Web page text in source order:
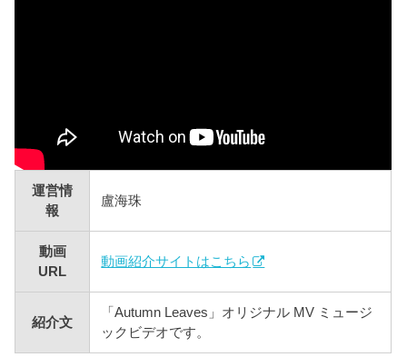
運営情
報
盧海珠
動画
URL
動画紹介サイトはこちら
紹介文
「Autumn Leaves」オリジナル MV ミュージ
ックビデオです。